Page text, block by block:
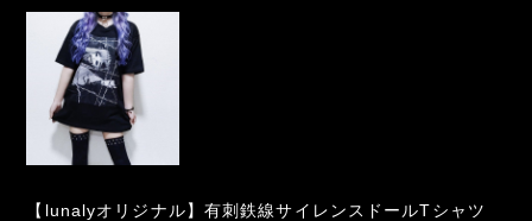
【lunalyオリジナル】有刺鉄線サイレンスドールTシャツ